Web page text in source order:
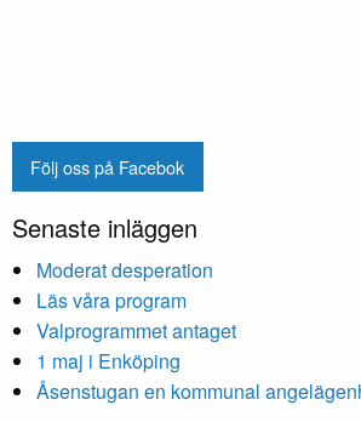
Följ oss på Facebok
Senaste inläggen
Moderat desperation
Läs våra program
Valprogrammet antaget
1 maj i Enköping
Åsenstugan en kommunal